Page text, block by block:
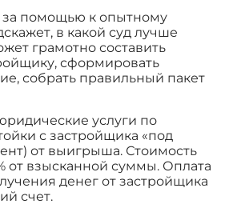
за помощью к опытному
в какой суд лучше
грамотно составить
сформировать
собрать правильный пакет
услуги по
с застройщика «под
от выигрыша. Стоимость
от взысканной суммы. Оплата
денег от застройщика
счет.